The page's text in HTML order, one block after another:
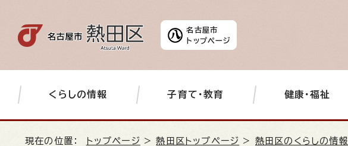
名古屋市
トップページ
くらしの情報 子育て・教育 健康・福祉
現在の位置： トップページ >熱田区トップページ > 熱田区のくらしの情報